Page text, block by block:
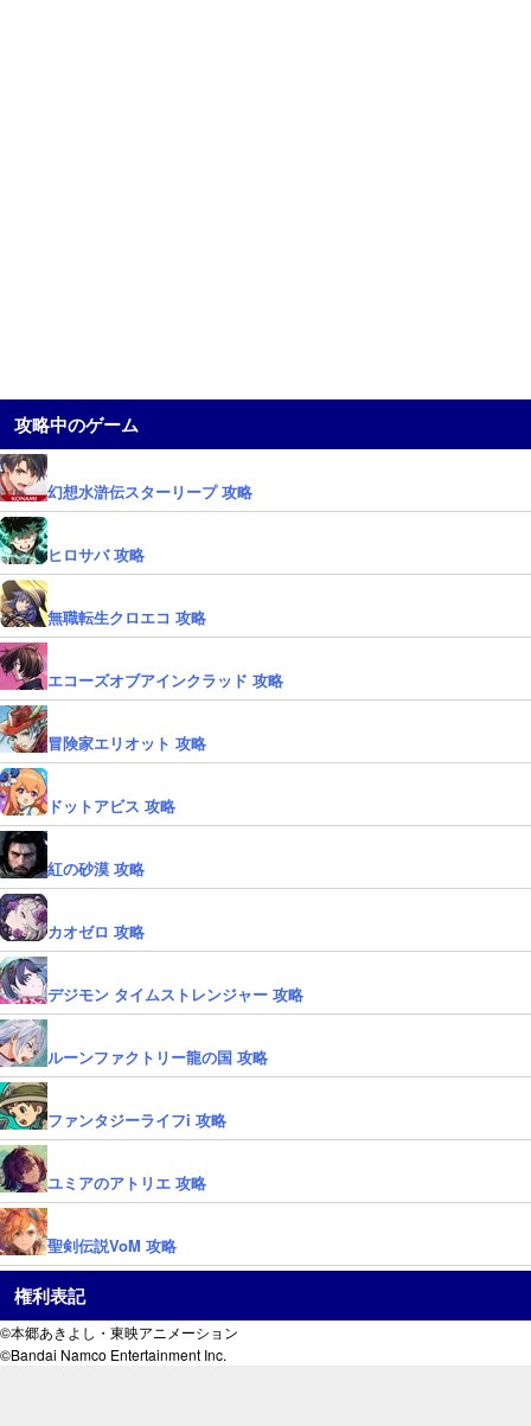
攻略中のゲーム
幻想水滸伝スターリープ 攻略
ヒロサバ 攻略
無職転生クロエコ 攻略
エコーズオブアインクラッド 攻略
冒険家エリオット 攻略
ドットアビス 攻略
紅の砂漠 攻略
カオゼロ 攻略
デジモン タイムストレンジャー 攻略
ルーンファクトリー龍の国 攻略
ファンタジーライフi 攻略
ユミアのアトリエ 攻略
聖剣伝説VoM 攻略
権利表記
©本郷あきよし・東映アニメーション
©Bandai Namco Entertainment Inc.